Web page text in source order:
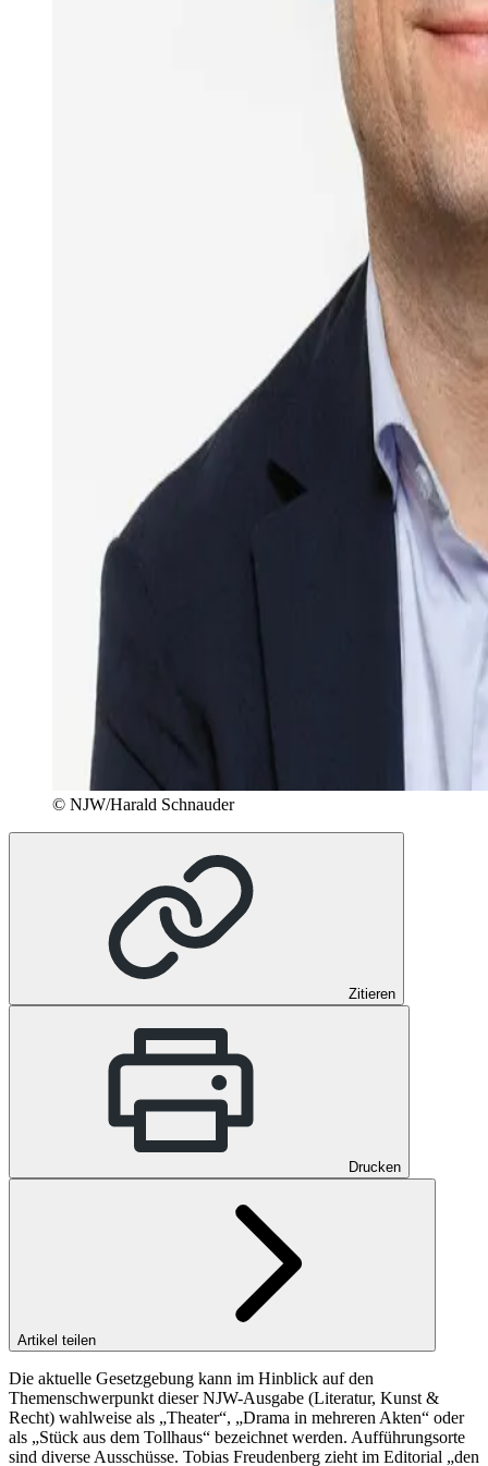
© NJW/Harald Schnauder
Zitieren
Drucken
Artikel teilen
Die aktuelle Gesetzgebung kann im Hinblick auf den
Themenschwerpunkt dieser NJW-Ausgabe (Literatur, Kunst &
Recht) wahlweise als „Theater“, „Drama in mehreren Akten“ oder
als „Stück aus dem Tollhaus“ bezeichnet werden. Aufführungsorte
sind diverse Ausschüsse. Tobias Freudenberg zieht im Editorial „den